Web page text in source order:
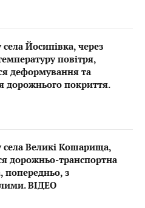
Йосипівка, через
повітря,
деформування та
дорожнього покриття.
села Великі Кошарища,
дорожньо-транспортна
попередньо, з
ВІДЕО